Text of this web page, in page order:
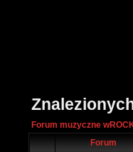
Forum muzyczne
Forum